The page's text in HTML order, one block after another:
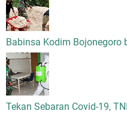
Babinsa Kodim Bojonegoro
Tekan Sebaran Covid-19,